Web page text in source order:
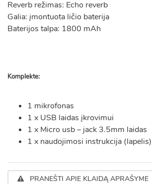
Reverb režimas: Echo reverb
Galia: įmontuota ličio baterija
Baterijos talpa: 1800 mAh
Komplekte:
1 mikrofonas
1 x USB laidas įkrovimui
1 x Micro usb – jack 3.5mm laidas
1 x naudojimosi instrukcija (lapelis)
PRANEŠTI APIE KLAIDĄ APRAŠYME